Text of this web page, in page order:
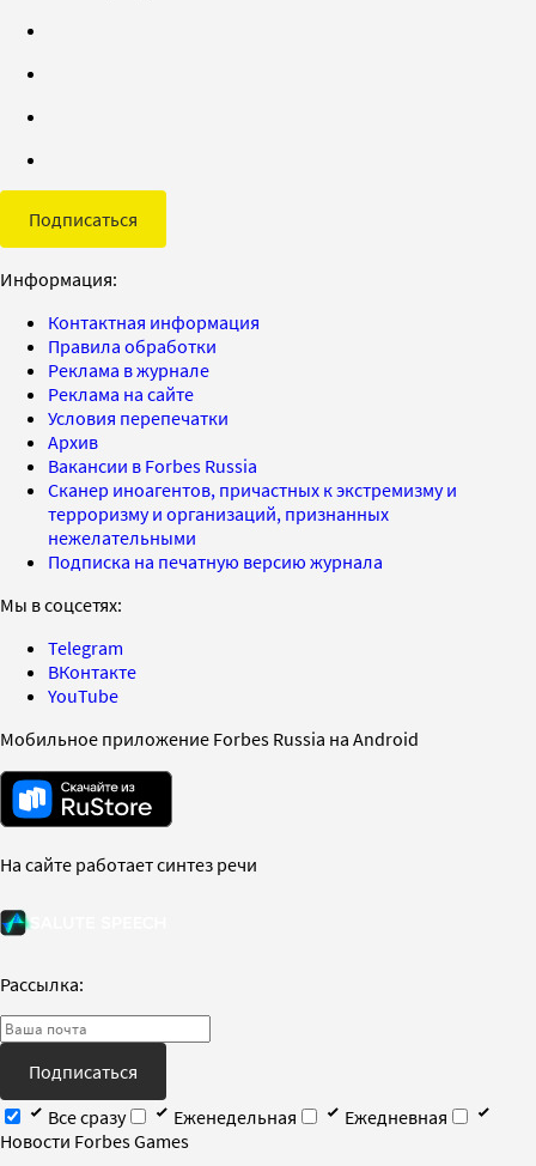
Подписаться
Информация:
Контактная информация
Правила обработки
Реклама в журнале
Реклама на сайте
Условия перепечатки
Архив
Вакансии в Forbes Russia
Сканер иноагентов, причастных к экстремизму и
терроризму и организаций, признанных
нежелательными
Подписка на печатную версию журнала
Мы в соцсетях:
Telegram
ВКонтакте
YouTube
Мобильное приложение Forbes Russia на Android
На сайте работает синтез речи
Рассылка:
Подписаться
Все сразу
Еженедельная
Ежедневная
Новости Forbes Games